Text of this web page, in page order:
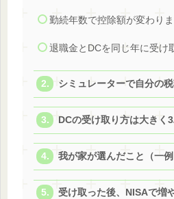
勤続年数で控除額が変わり
退職金とDCを同じ年に受け
シミュレーターで自分の
DCの受け取り方は大きく
我が家が選んだこと（一例
受け取った後、NISAで増